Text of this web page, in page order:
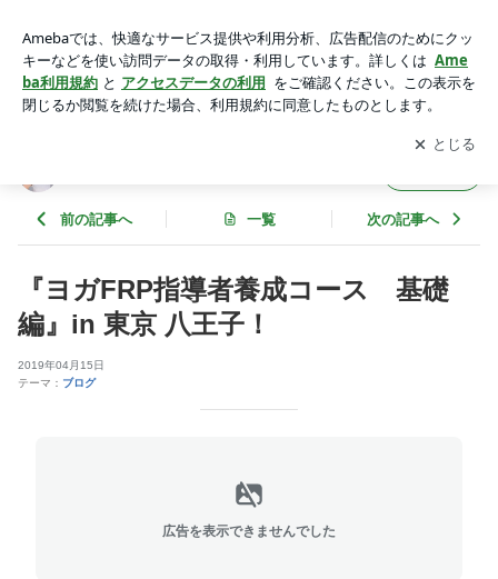
田香奈の男前な1日
アプリをダウンロードして ブログの更新通知
を受け取りまし
ょう。
開く
前の記事へ 一覧 次の記事へ
『ヨガFRP指導者養成コース 基礎
編』in 東京 八王子！
2019年04月15日
テーマ： ブログ
広告を表示できませんでした